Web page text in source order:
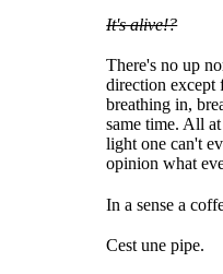
It's alive!?
There's no up
direction except
breathing in,
same time. All
light one can't
opinion what
In a sense a
Cest une pipe.